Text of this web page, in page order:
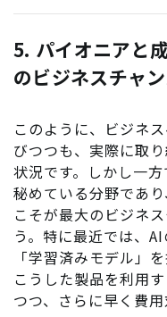
5. パイオニアと
のビジネスチャ
このように、ビジネ
びつつも、実際に取
状況です。しかし一
秘めている分野であ
こそが最大のビジネ
う。特に最近では、
「学習済みモデル」
こうした製品を利用
つつ、さらに早く費